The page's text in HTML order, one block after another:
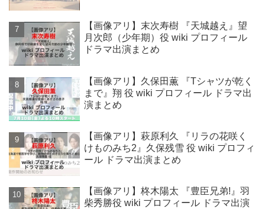
【画像アリ】末次寿樹 『天城越え』望
月次郎（少年期）役 wiki プロフィール
ドラマ出演まとめ
【画像アリ】久保田薫 『Tシャツが乾く
まで』翔 役 wiki プロフィール ドラマ出
演まとめ
【画像アリ】萩原利久 『リラの花咲く
けものみち2』久保残雪 役 wiki プロフィ
ール ドラマ出演まとめ
【画像アリ】柊木陽太 『豊臣兄弟!』羽
柴秀勝役 wiki プロフィール ドラマ出演